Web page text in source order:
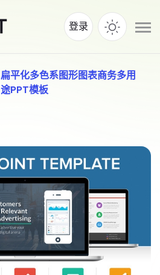
登录
扁平化多色系图形图表商务多用
途PPT模板